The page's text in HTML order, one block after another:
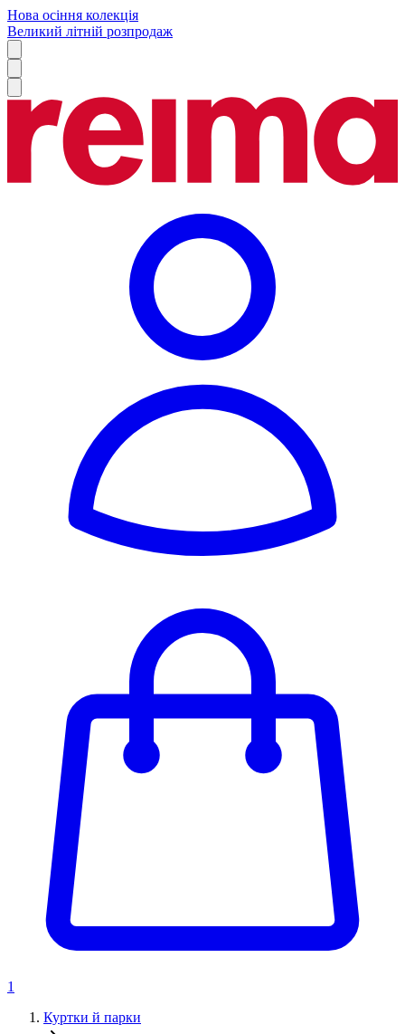
Нова осіння колекція
Великий літній розпродаж
1
Куртки й парки